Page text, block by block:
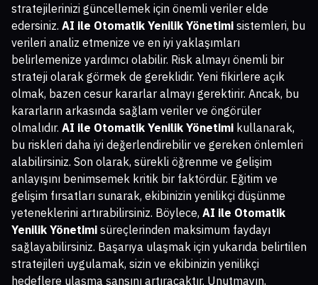
stratejilerinizi güncellemek için önemli veriler elde
edersiniz. AI ile Otomatik Yenilik Yönetimi sistemleri, bu
verileri analiz etmenize ve en iyi yaklaşımları
belirlemenize yardımcı olabilir. Risk almayı önemli bir
strateji olarak görmek de gereklidir. Yeni fikirlere açık
olmak, bazen cesur kararlar almayı gerektirir. Ancak, bu
kararların arkasında sağlam veriler ve öngörüler
olmalıdır. AI ile Otomatik Yenilik Yönetimi kullanarak,
bu riskleri daha iyi değerlendirebilir ve gereken önlemleri
alabilirsiniz. Son olarak, sürekli öğrenme ve gelişim
anlayışını benimsemek kritik bir faktördür. Eğitim ve
gelişim fırsatları sunarak, ekibinizin yenilikçi düşünme
yeteneklerini artırabilirsiniz. Böylece, AI ile Otomatik
Yenilik Yönetimi süreçlerinden maksimum faydayı
sağlayabilirsiniz. Başarıya ulaşmak için yukarıda belirtilen
stratejileri uygulamak, sizin ve ekibinizin yenilikçi
hedeflere ulaşma şansını artıracaktır. Unutmayın,